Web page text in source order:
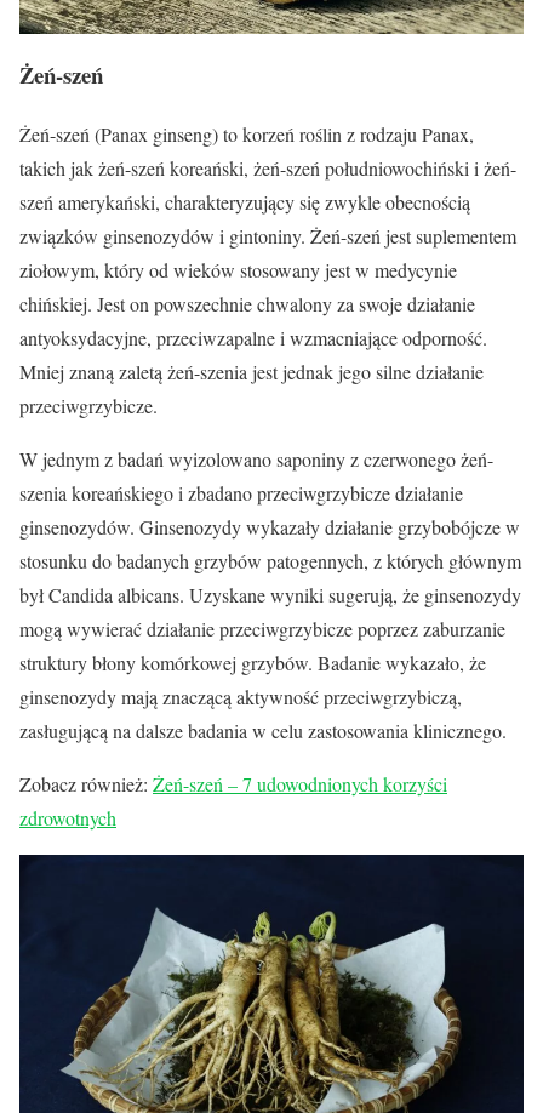
Żeń-szeń
Żeń-szeń (Panax ginseng) to korzeń roślin z rodzaju Panax,
takich jak żeń-szeń koreański, żeń-szeń południowochiński i żeń-
szeń amerykański, charakteryzujący się zwykle obecnością
związków ginsenozydów i gintoniny. Żeń-szeń jest suplementem
ziołowym, który od wieków stosowany jest w medycynie
chińskiej. Jest on powszechnie chwalony za swoje działanie
antyoksydacyjne, przeciwzapalne i wzmacniające odporność.
Mniej znaną zaletą żeń-szenia jest jednak jego silne działanie
przeciwgrzybicze.
W jednym z badań wyizolowano saponiny z czerwonego żeń-
szenia koreańskiego i zbadano przeciwgrzybicze działanie
ginsenozydów. Ginsenozydy wykazały działanie grzybobójcze w
stosunku do badanych grzybów patogennych, z których głównym
był Candida albicans. Uzyskane wyniki sugerują, że ginsenozydy
mogą wywierać działanie przeciwgrzybicze poprzez zaburzanie
struktury błony komórkowej grzybów. Badanie wykazało, że
ginsenozydy mają znaczącą aktywność przeciwgrzybiczą,
zasługującą na dalsze badania w celu zastosowania klinicznego.
Zobacz również: Żeń-szeń – 7 udowodnionych korzyści
zdrowotnych